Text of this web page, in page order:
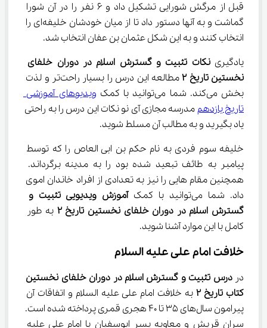
قبل از مرگش شورایی تشکیل داد و ۶ نفر را در آن شورا
گماشت و به آنها دستور داد تا از میان خودشان خلیفه‌ای را
انتخاب کنند و به این شکل عثمان بن عفان انتخاب شد.
یادگیری نکات تثبیت و گسترش اسلام در دوران خلفای
نخستین تاریخ ۲
مطالعه این درس را بسیار راحت‌تر و لذت
بخش می‌کند. شما می‌توانید با کمک
ویدیوهای آموزشی
تاریخ یازدهم مدرسه مجازی آی نو نکات این درس را به راحتی
یاد بگیرید و به مطالب آن مسلط شوید.
خلیفه سوم فردی به نام حکم بن ابی العاص را که توسط
پیامبر به طائف تبعید شده بود را به مدینه برگرداند.
همچنین مقام هایی را نیز به تعدادی از افراد خاندان اموی
داد. شما می‌توانید با کمک
آموزش ویدیویی تثبیت و
گسترش اسلام در دوران خلفای نخستین تاریخ ۲ به طور
کامل با این موارد آشنا شوید.
خلافت امام علی علیه السلام
در درس تثبیت و گسترش اسلام در دوران خلفای نخستین
کتاب تاریخ ۲ به خلافت امام علی علیه السلام و اتفاقات آن
پیرامون سال‌های ۳۵ تا ۴۰ هجری قمری پرداخته شده است.
سران قریش و معاویه پسر ابوسفیان با امام علی علیه